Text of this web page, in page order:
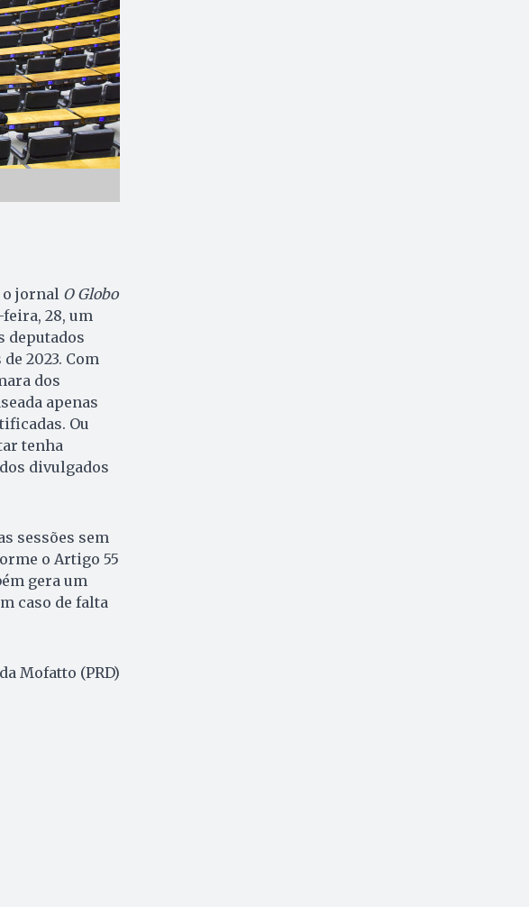
o jornal O Globo
28, um
deputados
2023. Com
dos
apenas
Ou
tenha
divulgados
sessões sem
o Artigo 55
gera um
caso de falta
Mofatto (PRD)